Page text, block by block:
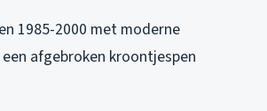
1985-2000 met moderne
afgebroken kroontjespen